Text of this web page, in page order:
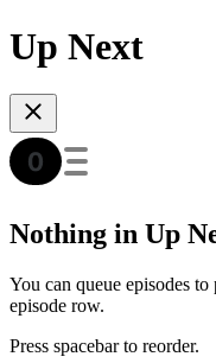
Up Next
Nothing in Up
You can queue episodes
episode row.
Press spacebar to reorder.